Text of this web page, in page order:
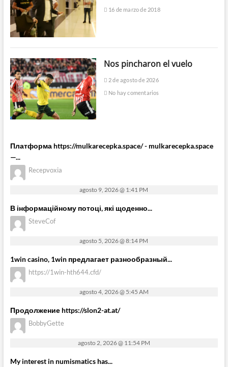
16 de marzo de 2018
Nos pincharon el vuelo
2 de agosto de 2026
No hay comentarios
Платформа https://mulkarecepka.space/ - mulkarecepka.space
—...
Recepvoxia
agosto 9, 2026 @ 1:41 PM
В інформаційному потоці, які щоденно...
SteveCof
agosto 5, 2026 @ 8:14 PM
1win casino, 1win предлагает разнообразный...
https://1win-hth644.cfd/
agosto 4, 2026 @ 5:45 AM
Продолжение https://slon2-at.at/
BobbyGette
agosto 2, 2026 @ 11:54 PM
My interest in numismatics has...